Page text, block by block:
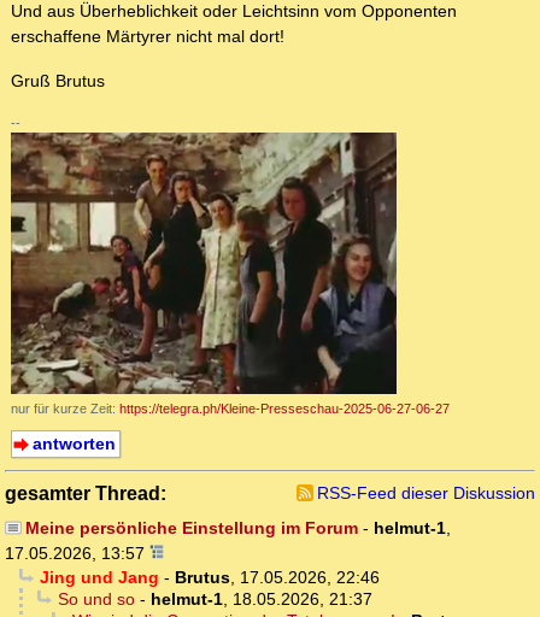
Und aus Überheblichkeit oder Leichtsinn vom Opponenten
erschaffene Märtyrer nicht mal dort!
Gruß Brutus
--
nur für kurze Zeit: https://telegra.ph/Kleine-Presseschau-2025-06-27-06-27
antworten
gesamter Thread:
RSS-Feed dieser Diskussion
Meine persönliche Einstellung im Forum- helmut-1,
17.05.2026, 13:57
Jing und Jang - Brutus, 17.05.2026, 22:46
So und so- helmut-1, 18.05.2026, 21:37